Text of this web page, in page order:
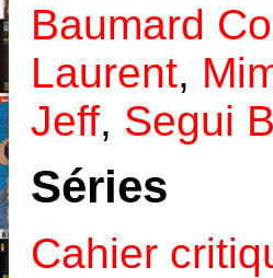
Baumard
Laurent,
Jeff, Segui
Séries
Cahier